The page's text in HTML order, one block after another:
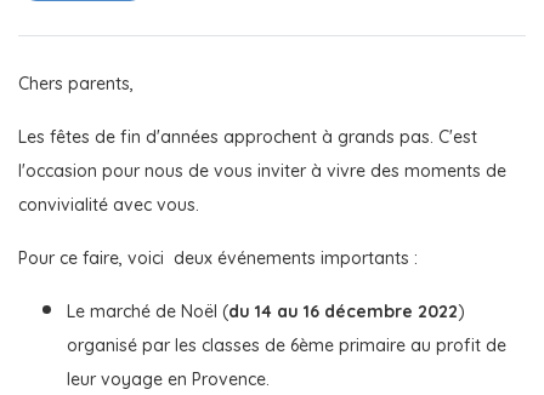
Chers parents,
Les fêtes de fin d'années approchent à grands pas. C'est
l'occasion pour nous de vous inviter à vivre des moments de
convivialité avec vous.
Pour ce faire, voici deux événements importants :
Le marché de Noël (du 14 au 16 décembre 2022)
organisé par les classes de 6ème primaire au profit de
leur voyage en Provence.